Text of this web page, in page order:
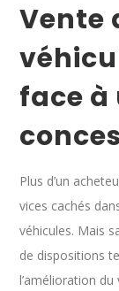
Vente
face à
Plus d’un
vices cachés
véhicules. Mais
de dispositions
l’amélioration